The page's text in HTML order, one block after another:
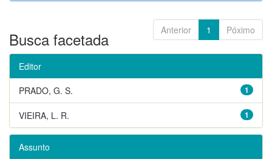
Anterior 1 Póximo
Busca facetada
Editor
1
PRADO, G. S.
1
VIEIRA, L. R.
Assunto